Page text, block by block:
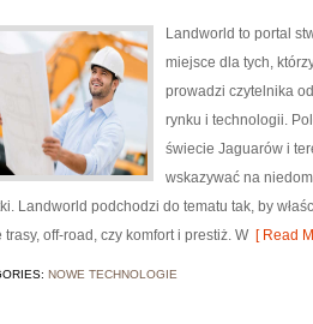
Landworld to portal
miejsce dla tych,
prowadzi czytelnika
rynku i technologii.
świecie Jaguarów i
wskazywać na
Landworld podchodzi do tematu tak, by
trasy, off-road, czy komfort i prestiż. W [ Read
NOWE TECHNOLOGIE